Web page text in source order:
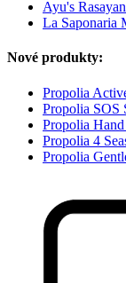
Ayu's
La Saponaria
Nové produkty:
Propolia
Propolia SOS
Propolia
Propolia 4
Propolia